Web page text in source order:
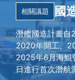
相關議題 國
潛艦國造計畫自
2020年開工、
2025年6月海鯤
日進行首次潛航